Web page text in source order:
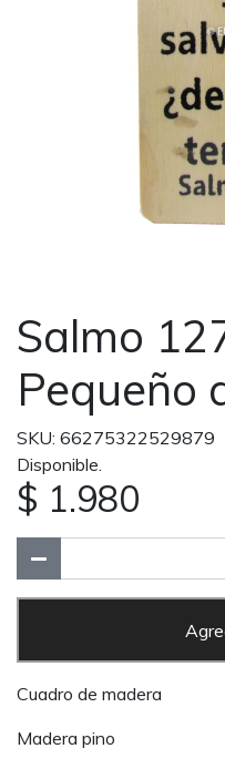
Salmo
Pequeño
SKU: 66275322529879
Disponible.
$ 1.980
Cuadro de madera
Madera pino